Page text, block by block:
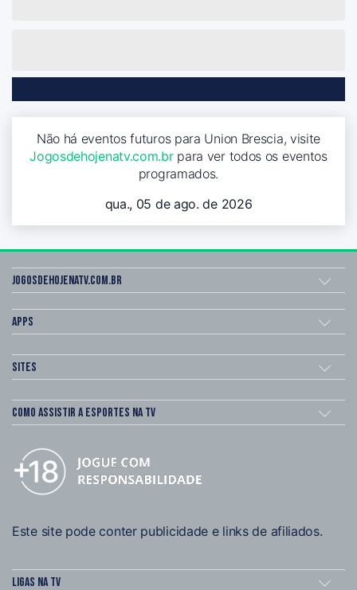
Não há eventos futuros para Union Brescia, visite
Jogosdehojenatv.com.brpara ver todos os eventos
programados.
qua., 05 de ago. de 2026
Jogosdehojenatv.com.br
Apps
Sites
Como assistir a esportes na TV
Este site pode conter publicidade e links de afiliados.
Ligas na TV